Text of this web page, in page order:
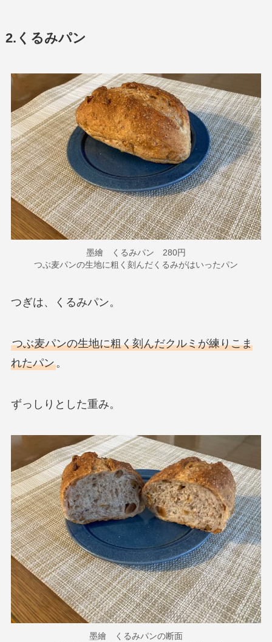
2.くるみパン
墨繪 くるみパン 280円
つぶ麦パンの生地に粗く刻んだくるみがはいったパン
つぎは、くるみパン。
つぶ麦パンの生地に粗く刻んだクルミが練りこま
れたパン。
ずっしりとした重み。
墨繪 くるみパンの断面